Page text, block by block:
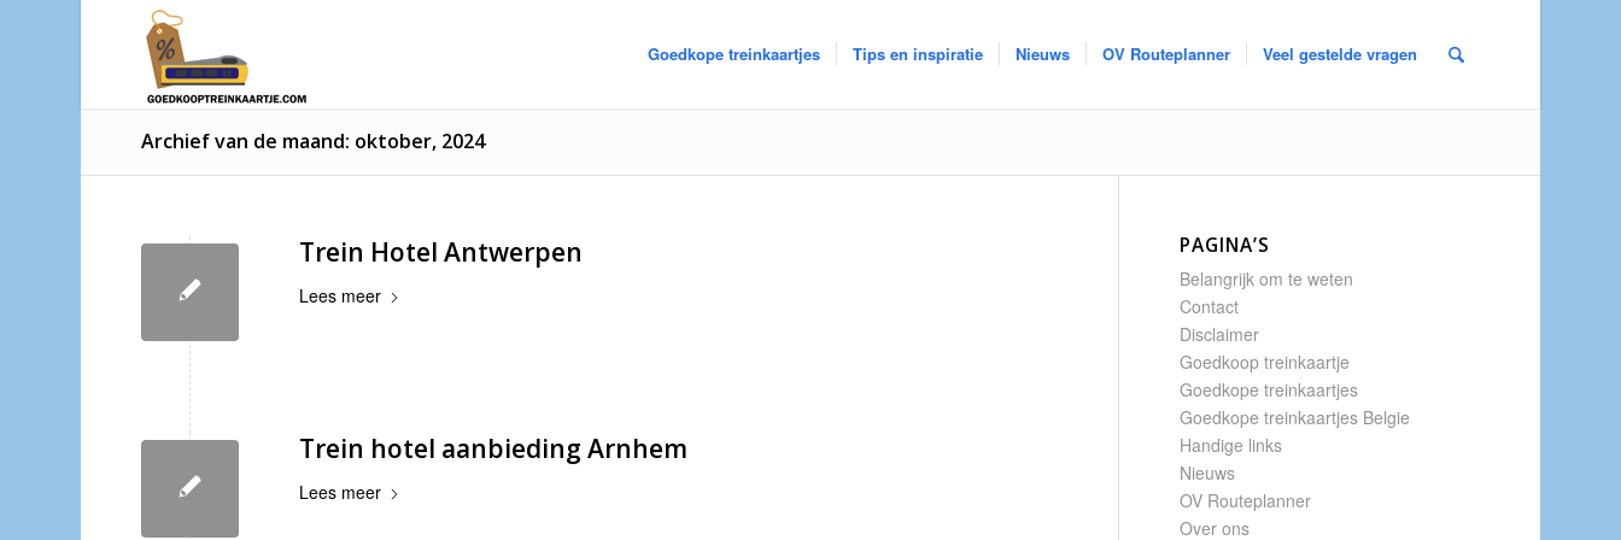
Goedkope treinkaartjes Tips en inspiratie Nieuws OV Routeplanner Veel gestelde vragen
Archief van de maand: oktober, 2024
Trein Hotel Antwerpen
Lees meer
Trein hotel aanbieding Arnhem
Lees meer
PAGINA’S
Belangrijk om te weten
Contact
Disclaimer
Goedkoop treinkaartje
Goedkope treinkaartjes
Goedkope treinkaartjes Belgie
Handige links
Nieuws
OV Routeplanner
Over ons